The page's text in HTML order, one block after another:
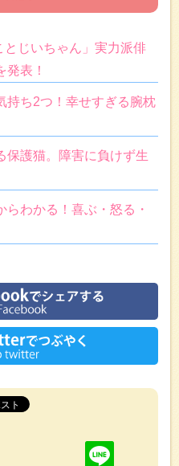
とじいちゃん」実力派俳
表！
持ち2つ！幸せすぎる腕枕
保護猫。障害に負けず生
らわかる！喜ぶ・怒る・